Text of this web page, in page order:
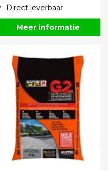
Direct leverbaar
Meer informatie